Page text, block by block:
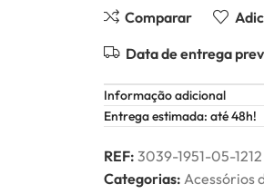
Comparar
Data de entrega
Informação adicional
Entrega estimada: até 48h!
REF: 3039-1951-05-1212
Categorias: Acessórios